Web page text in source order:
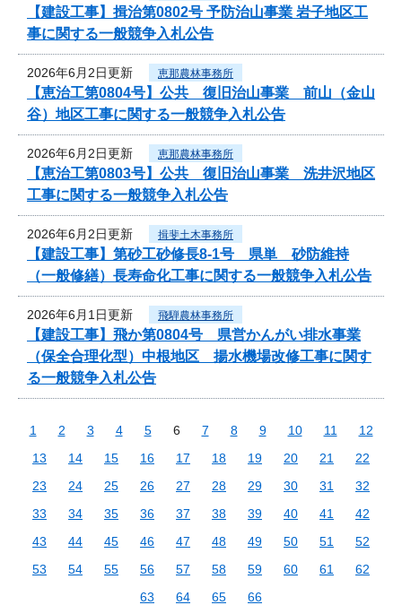
【建設工事】揖治第0802号 予防治山事業 岩子地区工
事に関する一般競争入札公告
2026年6月2日更新 恵那農林事務所
【恵治工第0804号】公共 復旧治山事業 前山（金山
谷）地区工事に関する一般競争入札公告
2026年6月2日更新 恵那農林事務所
【恵治工第0803号】公共 復旧治山事業 洗井沢地区
工事に関する一般競争入札公告
2026年6月2日更新 揖斐土木事務所
【建設工事】第砂工砂修長8-1号 県単 砂防維持
（一般修繕）長寿命化工事に関する一般競争入札公告
2026年6月1日更新 飛騨農林事務所
【建設工事】飛か第0804号 県営かんがい排水事業
（保全合理化型）中根地区 揚水機場改修工事に関す
る一般競争入札公告
1 2 3 4 5 6 7 8 9 10 11
12
13
14 15 16 17 18 19 20 21
22
23
24 25 26 27 28 29 30 31
32
33
34 35 36 37 38 39 40 41
42
43
44 45 46 47 48 49 50 51
52
53
54 55 56 57 58 59 60 61
62
63
64 65 66